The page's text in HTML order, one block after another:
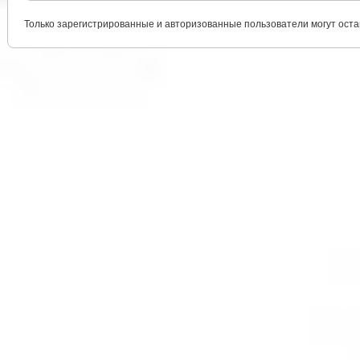
Только зарегистрированные и авторизованные пользователи могут